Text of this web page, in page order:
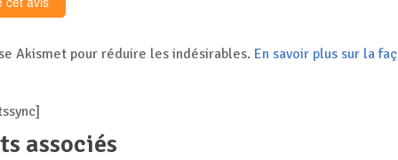
Akismet pour réduire les indésirables. En savoir plus sur la
associés